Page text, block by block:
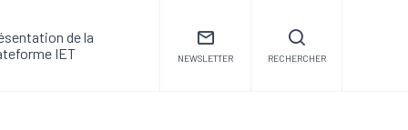
de la
IET
NEWSLETTER RECHERCHER